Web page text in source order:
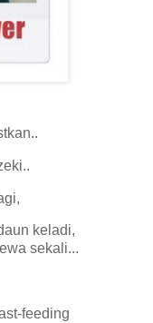
keladi,
sekali...
feeding